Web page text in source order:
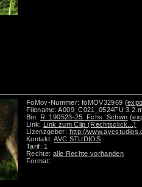
FoMov-Nummer: foMOV32969
Filename: A009_C021_0524FU 3
Bin: R_190523-25_Fchs_Schwn
Link: Link zum Clip (Rechtsclick...)
Lizenzgeber: http://
Kontakt:AVC STUDIOS
Tarif: 1
Rechte: alle Rechte vorhanden
Format: